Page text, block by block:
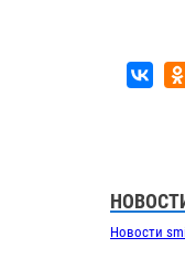
Новости